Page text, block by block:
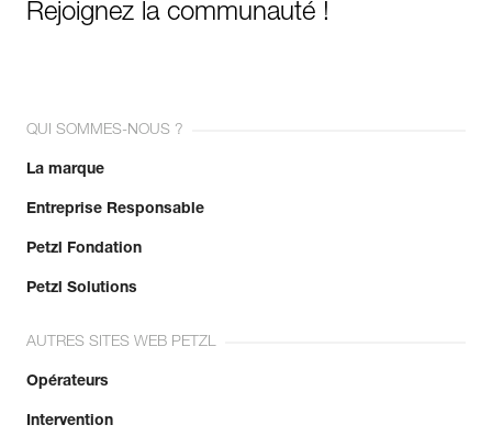
Rejoignez la communauté !
QUI SOMMES-NOUS ?
La marque
Entreprise Responsable
Petzl Fondation
Petzl Solutions
AUTRES SITES WEB PETZL
Opérateurs
Intervention